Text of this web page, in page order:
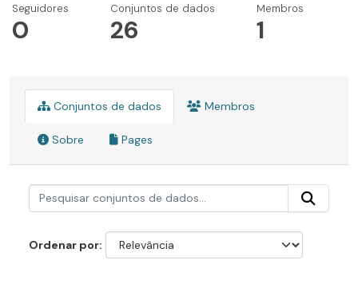
Seguidores
0
Conjuntos de dados
26
Membros
1
Conjuntos de dados Membros
Sobre Pages
Ordenar por